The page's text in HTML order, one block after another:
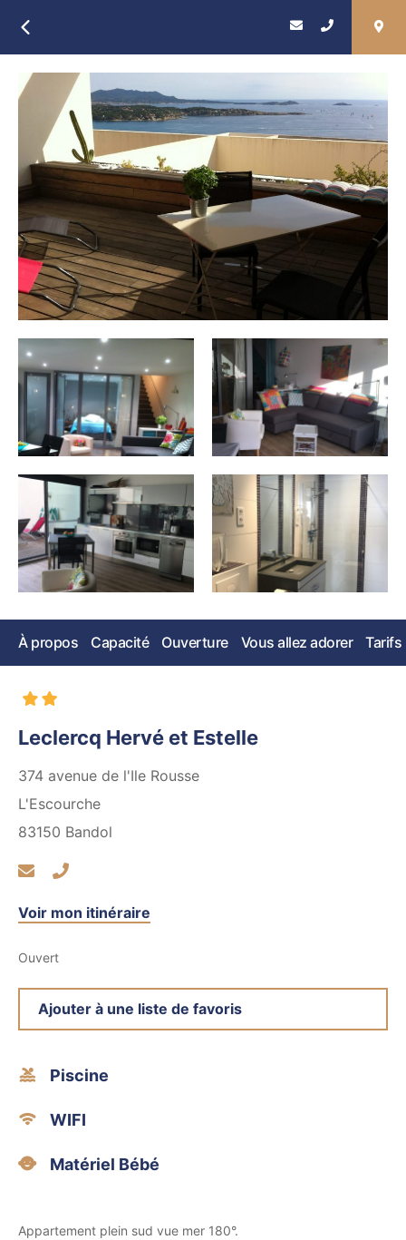
À propos Capacité Ouverture Vous allez adorer Tarifs
Leclercq Hervé et Estelle
374 avenue de l'Ile Rousse
L'Escourche
83150 Bandol
Voir mon itinéraire
Ouvert
Ajouter à une liste de favoris
Piscine
WIFI
Matériel Bébé
Appartement plein sud vue mer 180°.